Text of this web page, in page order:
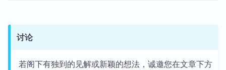
讨论
若阁下有独到的见解或新颖的想法，诚邀您在文章下方